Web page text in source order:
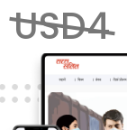
USD4